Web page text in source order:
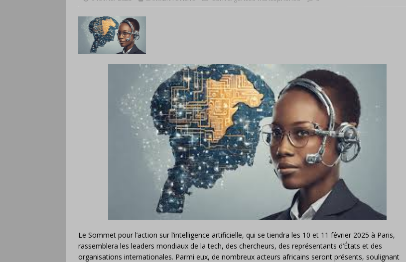
Le Sommet pour l’action sur l’intelligence artificielle, qui se tiendra les 10 et 11 février 2025 à Paris,
rassemblera les leaders mondiaux de la tech, des chercheurs, des représentants d’États et des
organisations internationales. Parmi eux, de nombreux acteurs africains seront présents, soulignant